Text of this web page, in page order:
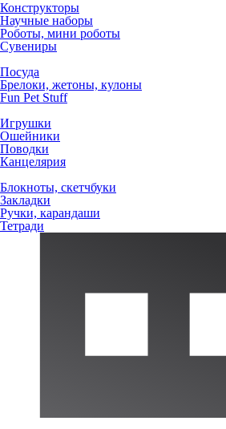
Конструкторы
Научные наборы
Роботы, мини роботы
Сувениры
Посуда
Брелоки, жетоны, кулоны
Fun Pet Stuff
Игрушки
Ошейники
Поводки
Канцелярия
Блокноты, скетчбуки
Закладки
Ручки, карандаши
Тетради